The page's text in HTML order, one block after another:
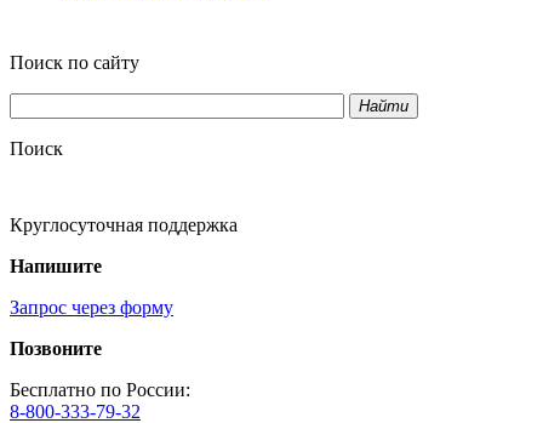
Поиск по сайту
Найти
Поиск
Круглосуточная поддержка
Напишите
Запрос через форму
Позвоните
Бесплатно по России:
8-800-333-79-32